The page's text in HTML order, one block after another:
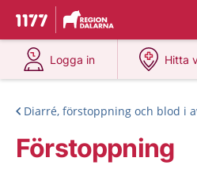
Till startsidan för 1177
Du har valt region
Logga in
på 1177.se
Hitta
på
Diarré, förstoppning och blod i
Förstoppning